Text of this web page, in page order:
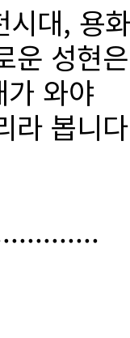
대, 용
운 성현
와야
라 봅니